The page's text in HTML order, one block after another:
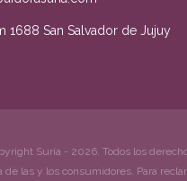
1688 San Salvador de Jujuy
Suría - 2026. Todos los
de las y los consumidores. Para